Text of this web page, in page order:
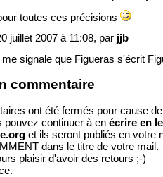
toutes ces précisions
juillet 2007 à 11:08, par jjb
me signale que Figueras s'écrit
commentaire
ont été fermés pour cause
pouvez continuer à en écrire en
et ils seront publiés en votre
dans le titre de votre mail.
plaisir d'avoir des retours ;-)